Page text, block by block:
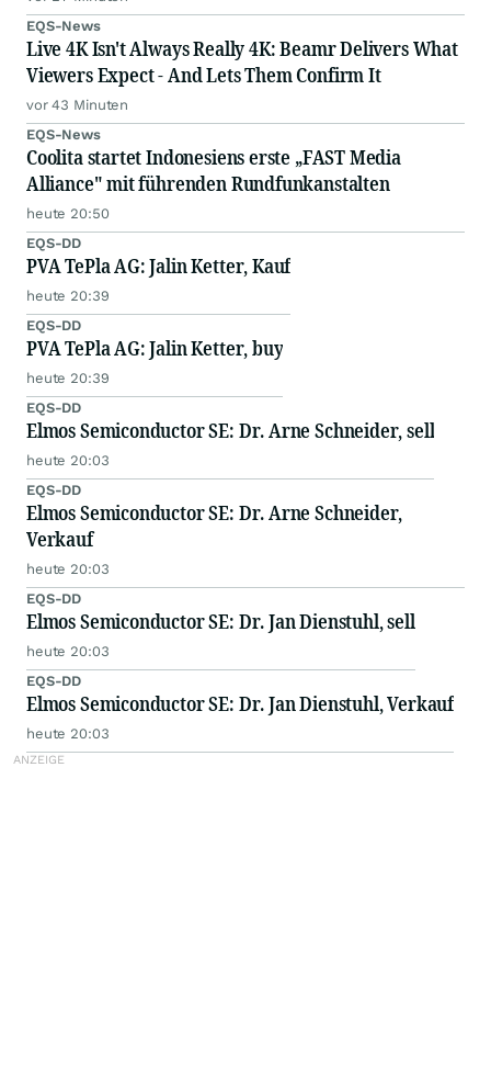
EQS-News
Live 4K Isn't Always Really 4K: Beamr Delivers What
Viewers Expect - And Lets Them Confirm It
vor 43 Minuten
EQS-News
Coolita startet Indonesiens erste „FAST Media
Alliance" mit führenden Rundfunkanstalten
heute 20:50
EQS-DD
PVA TePla AG: Jalin Ketter, Kauf
heute 20:39
EQS-DD
PVA TePla AG: Jalin Ketter, buy
heute 20:39
EQS-DD
Elmos Semiconductor SE: Dr. Arne Schneider, sell
heute 20:03
EQS-DD
Elmos Semiconductor SE: Dr. Arne Schneider,
Verkauf
heute 20:03
EQS-DD
Elmos Semiconductor SE: Dr. Jan Dienstuhl, sell
heute 20:03
EQS-DD
Elmos Semiconductor SE: Dr. Jan Dienstuhl, Verkauf
heute 20:03